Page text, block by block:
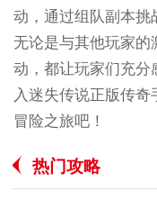
动，通过组队副本挑
无论是与其他玩家的
动，都让玩家们充分
入迷失传说正版传
冒险之旅吧！
热门攻略